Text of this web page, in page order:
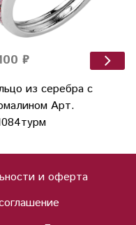
₽
из серебра с
Арт.
и оферта